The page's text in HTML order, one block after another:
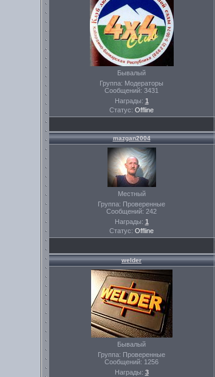
Бывалый
Группа: Модераторы
Сообщений: 3431
Награды: 1
Статус: Offline
mazgan2004
Местный
Группа: Проверенные
Сообщений: 242
Награды: 1
Статус: Offline
welder
Бывалый
Группа: Проверенные
Сообщений: 1256
Награды: 3